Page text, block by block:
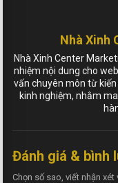
Nhà Xinh
Nhà Xinh Center
nhiệm nội dung cho
vấn chuyên môn từ
kinh nghiệm, nhằm
Đánh giá & bình
Chọn số sao, viết nhận